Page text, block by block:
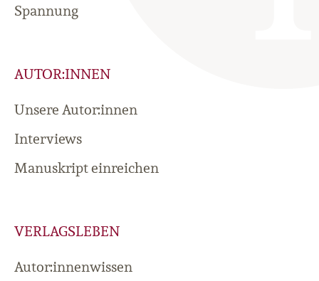
Spannung
AUTOR:INNEN
Unsere Autor:innen
Interviews
Manuskript einreichen
VERLAGSLEBEN
Autor:innenwissen